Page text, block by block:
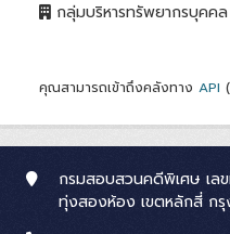
กลุ่มบริหารทรัพยากรบุคค
คุณสามารถเข้าถึงคลังทาง API
กรมสอบสวนคดีพิเศษ เล
ทุ่งสองห้อง เขตหลักสี่ กรุ